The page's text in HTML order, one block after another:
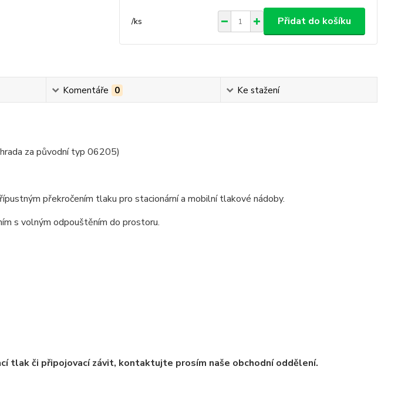
/ks Přidat do košíku
Komentáře 0 Ke stažení
za původní typ 06205)
překročením tlaku pro stacionární a mobilní tlakové nádoby.
s volným odpouštěním do prostoru.
tlak či připojovací závit, kontaktujte prosím naše obchodní oddělení.